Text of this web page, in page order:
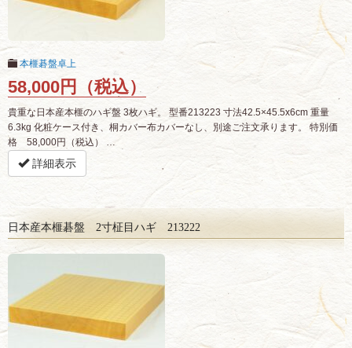
本榧碁盤卓上
58,000円（税込）
貴重な日本産本榧のハギ盤 3枚ハギ。 型番213223 寸法42.5×45.5x6cm 重量
6.3kg 化粧ケース付き、桐カバー布カバーなし、別途ご注文承ります。 特別価
格 58,000円（税込） …
詳細表示
日本産本榧碁盤 2寸柾目ハギ 213222